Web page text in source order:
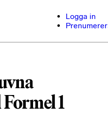
Logga in
1